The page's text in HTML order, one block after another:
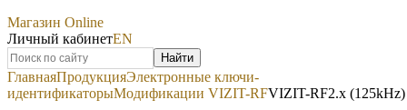
Магазин Online
Личный кабинетEN
Найти
ГлавнаяПродукцияЭлектронные ключи-
идентификаторыМодификации VIZIT-RFVIZIT-RF2.x (125kHz)